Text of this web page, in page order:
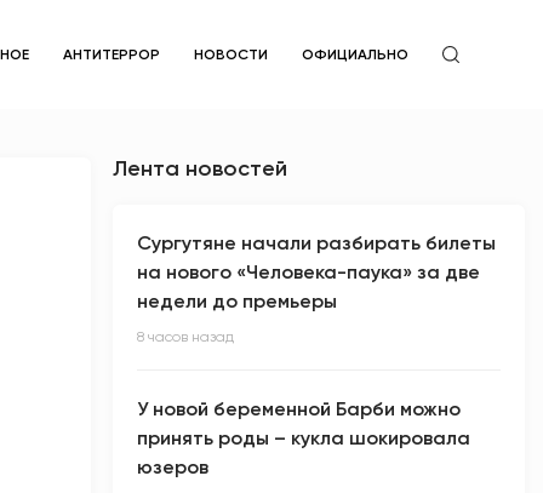
АНТИТЕРРОР НОВОСТИ ОФИЦИАЛЬНО
Лента новостей
Сургутяне начали разбирать билеты
на нового «Человека-паука» за две
недели до премьеры
8 часов назад
У новой беременной Барби можно
принять роды – кукла шокировала
юзеров